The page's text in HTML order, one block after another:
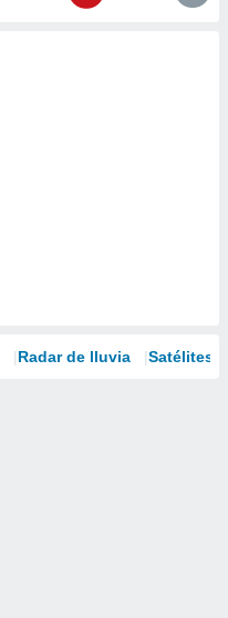
Radar de lluvia Satélites